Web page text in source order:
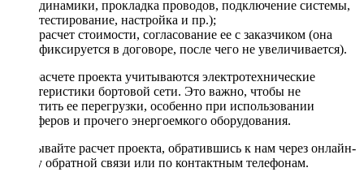
динамики, прокладка проводов, подключение системы,
тестирование, настройка и пр.);
расчет стоимости, согласование ее с заказчиком (она
фиксируется в договоре, после чего не увеличивается).
При расчете проекта учитываются электротехнические
характеристики бортовой сети. Это важно, чтобы не
допустить ее перегрузки, особенно при использовании
сабвуферов и прочего энергоемкого оборудования.
Заказывайте расчет проекта, обратившись к нам через онлайн-
форму обратной связи или по контактным телефонам.